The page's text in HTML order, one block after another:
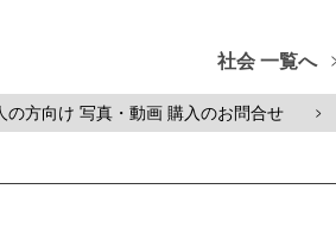
社会 一覧へ
の方向け 写真・動画 購入のお問合せ >